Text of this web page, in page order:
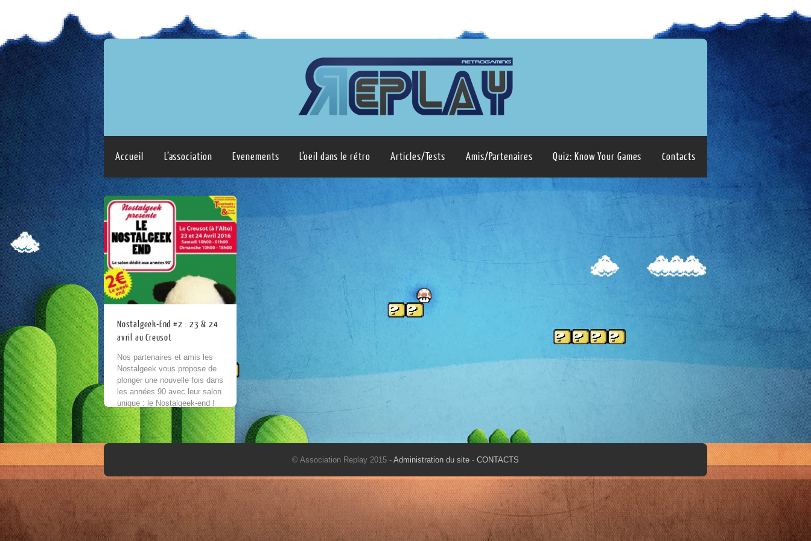
Accueil L’association Evenements L’oeil dans le rétro Articles/Tests Amis/Partenaires Quiz: Know Your Games Contacts
Nostalgeek-End #2 : 23 & 24
avril au Creusot
Nos partenaires et amis les
Nostalgeek vous propose de
plonger une nouvelle fois dans
les années 90 avec leur salon
unique : le Nostalgeek-end !
Même si l’association ne
participe...
© Association Replay 2015 - Administration du site - CONTACTS